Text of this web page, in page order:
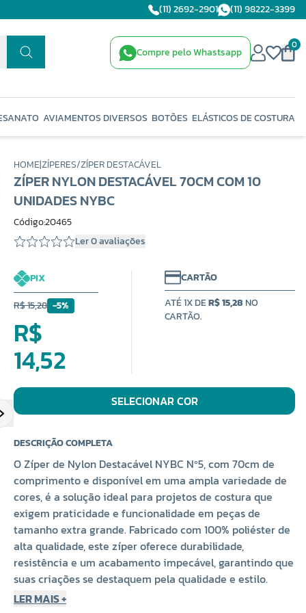
(11) 2692-2901 (11) 98222-3399
Compre pelo Whastsapp
0
AVIAMENTOS DIVERSOS BOTÕES ELÁSTICOS DE COSTURA
HOME|ZÍPERES/ZÍPER DESTACÁVEL
ZÍPER NYLON DESTACÁVEL 70CM COM 10
UNIDADES NYBC
Código:20465
Ler 0 avaliações
PIX
R$ 15,28 -5%
R$
14,52
CARTÃO
ATÉ 1X DER$ 15,28NO
CARTÃO.
SELECIONAR COR
DESCRIÇÃO COMPLETA
O Zíper de Nylon Destacável NYBC Nº5, com 70cm de
comprimento e disponível em uma ampla variedade de
cores, é a solução ideal para projetos de costura que
exigem praticidade e funcionalidade em peças de
tamanho extra grande. Fabricado com 100% poliéster de
alta qualidade, este zíper oferece durabilidade,
resistência e um acabamento impecável, garantindo que
suas criações se destaquem pela qualidade e estilo.
LER MAIS +